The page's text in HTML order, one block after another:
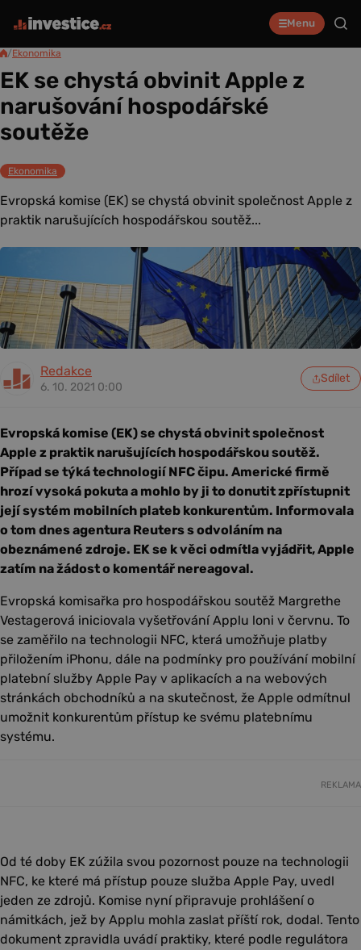
Menu
/Ekonomika
EK se chystá obvinit Apple z
narušování hospodářské
soutěže
Ekonomika
Evropská komise (EK) se chystá obvinit společnost Apple z
praktik narušujících hospodářskou soutěž...
Redakce
6. 10. 2021 0:00
Sdílet
Evropská komise (EK) se chystá obvinit společnost
Apple z praktik narušujících hospodářskou soutěž.
Případ se týká technologií NFC čipu. Americké firmě
hrozí vysoká pokuta a mohlo by ji to donutit zpřístupnit
její systém mobilních plateb konkurentům. Informovala
o tom dnes agentura Reuters s odvoláním na
obeznámené zdroje. EK se k věci odmítla vyjádřit, Apple
zatím na žádost o komentář nereagoval.
Evropská komisařka pro hospodářskou soutěž Margrethe
Vestagerová iniciovala vyšetřování Applu loni v červnu. To
se zaměřilo na technologii NFC, která umožňuje platby
přiložením iPhonu, dále na podmínky pro používání mobilní
platební služby Apple Pay v aplikacích a na webových
stránkách obchodníků a na skutečnost, že Apple odmítnul
umožnit konkurentům přístup ke svému platebnímu
systému.
REKLAMA
Od té doby EK zúžila svou pozornost pouze na technologii
NFC, ke které má přístup pouze služba Apple Pay, uvedl
jeden ze zdrojů. Komise nyní připravuje prohlášení o
námitkách, jež by Applu mohla zaslat příští rok, dodal. Tento
dokument zpravidla uvádí praktiky, které podle regulátora